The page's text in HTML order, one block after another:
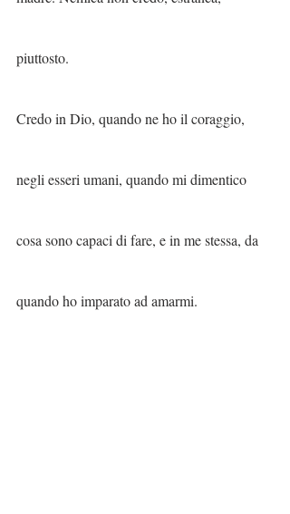
piuttosto.
Credo in Dio, quando ne ho il coraggio,
negli esseri umani, quando mi dimentico
cosa sono capaci di fare, e in me stessa, da
quando ho imparato ad amarmi.